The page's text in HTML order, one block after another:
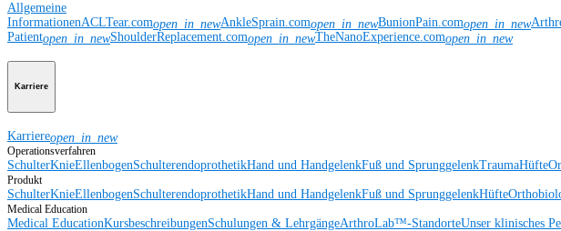
Allgemeine
InformationenACLTear.comopen_in_newAnkleSprain.comopen_in_newBunionPain.comopen_in_new
Patientopen_in_newShoulderReplacement.comopen_in_newTheNanoExperience.comopen_in_new
Karriere
Karriereopen_in_new
Operationsverfahren
SchulterKnieEllenbogenSchulterendoprothetikHand und HandgelenkFuß und SprunggelenkTraumaHüfte
Produkt
SchulterKnieEllenbogenSchulterendoprothetikHand und HandgelenkFuß und SprunggelenkHüfte
Medical Education
Medical EducationKursbeschreibungenSchulungen & LehrgängeArthroLab™-StandorteUnser klinisches